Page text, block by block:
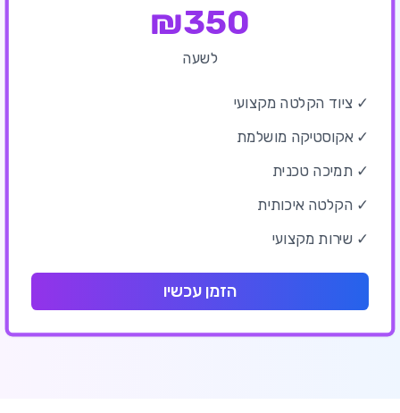
₪350
לשעה
✓ ציוד הקלטה מקצועי
✓ אקוסטיקה מושלמת
✓ תמיכה טכנית
✓ הקלטה איכותית
✓ שירות מקצועי
הזמן עכשיו